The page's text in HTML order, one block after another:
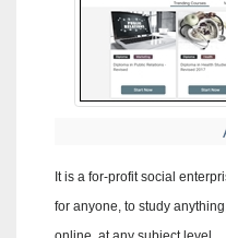
It is a for-profit social
for anyone, to study